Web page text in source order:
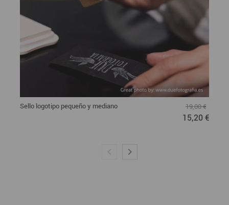
Sello logotipo pequeño y mediano 19,00 €
15,20 €